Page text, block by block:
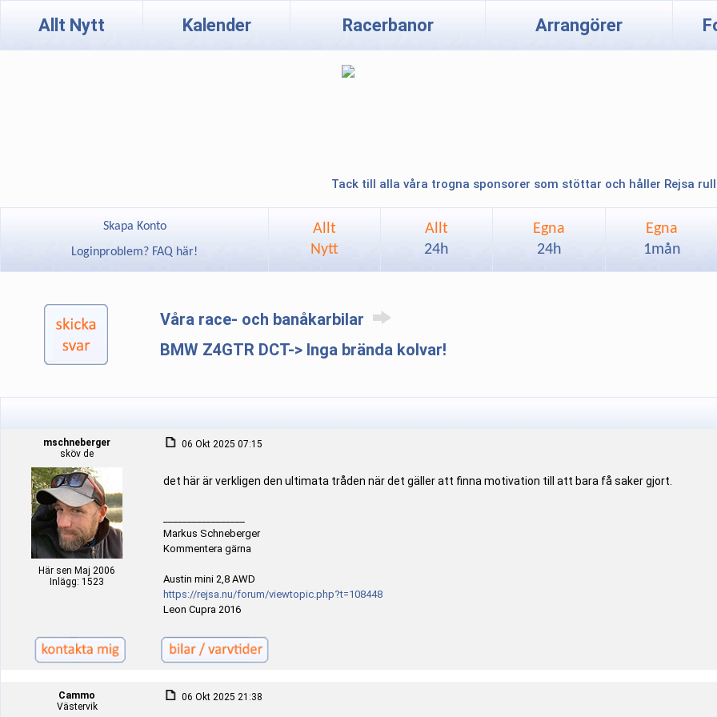
Allt Nytt Kalender Racerbanor Arrangörer
Tack till alla våra trogna sponsorer som stöttar och håller Rejsa
Skapa Konto
Loginproblem? FAQ här!
Allt
Nytt
Allt
24h
Egna
24h
Egna
1mån
Våra race- och banåkarbilar
BMW Z4GTR DCT-> Inga brända kolvar!
mschneberger
sköv de
Här sen Maj 2006
Inlägg: 1523
06 Okt 2025 07:15
det här är verkligen den ultimata tråden när det gäller att finna motivation till att bara få saker gjort.
Markus Schneberger
Kommentera gärna
Austin mini 2,8 AWD
https://rejsa.nu/forum/viewtopic.php?t=108448
Leon Cupra 2016
Cammo
Västervik
06 Okt 2025 21:38